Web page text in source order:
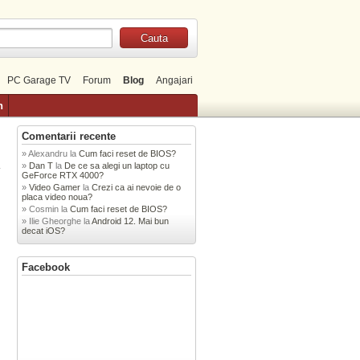
PC Garage TV Forum Blog Angajari
Comentarii recente
Alexandru la Cum faci reset de BIOS?
Dan T la De ce sa alegi un laptop cu
GeForce RTX 4000?
Video Gamer la Crezi ca ai nevoie de o
placa video noua?
Cosmin la Cum faci reset de BIOS?
Ilie Gheorghe laAndroid 12. Mai bun
decat iOS?
Facebook